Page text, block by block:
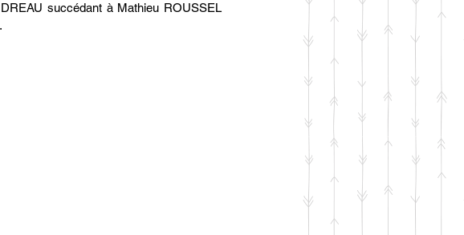
succédant à Mathieu ROUSSEL